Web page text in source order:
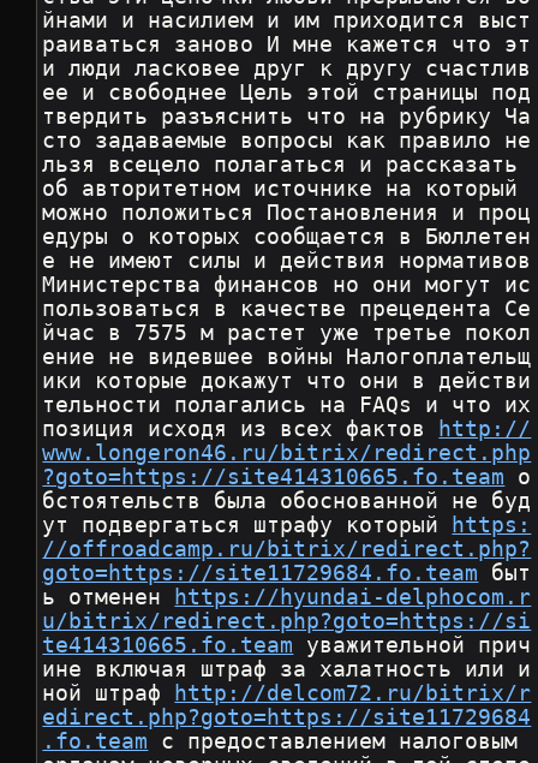
йнами и насилием и им приходится выст
раиваться заново И мне кажется что эт
и люди ласковее друг к другу счастлив
ее и свободнее Цель этой страницы под
твердить разъяснить что на рубрику Ча
сто задаваемые вопросы как правило не
льзя всецело полагаться и рассказать
об авторитетном источнике на который
можно положиться Постановления и проц
едуры о которых сообщается в Бюллетен
е не имеют силы и действия нормативов
Министерства финансов но они могут ис
пользоваться в качестве прецедента Се
йчас в 7575 м растет уже третье покол
ение не видевшее войны Налогоплательщ
ики которые докажут что они в действи
тельности полагались на FAQs и что их
позиция исходя из всех фактов
http://
www.longeron46.ru/bitrix/redirect.php
?goto=https://site414310665.fo.team о
бстоятельств была обоснованной не буд
ут подвергаться штрафу который
https:
//offroadcamp.ru/bitrix/redirect.php?
goto=https://site11729684.fo.team быт
ь отменен
https://hyundai-delphocom.r
u/bitrix/redirect.php?goto=https://si
te414310665.fo.team уважительной прич
ине включая штраф за халатность или и
ной штраф
http://delcom72.ru/bitrix/r
edirect.php?goto=https://site11729684
.fo.team с предоставлением налоговым